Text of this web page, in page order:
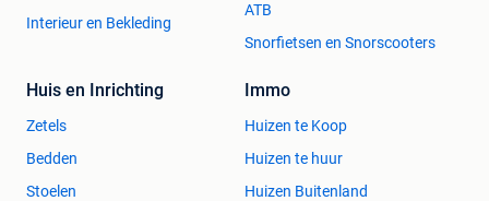
Interieur en Bekleding
ATB
Snorfietsen en Snorscooters
Huis en Inrichting
Zetels
Bedden
Stoelen
Immo
Huizen te Koop
Huizen te huur
Huizen Buitenland